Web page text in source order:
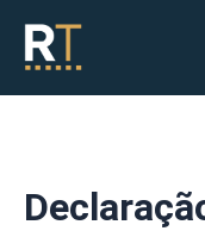
conteúdo